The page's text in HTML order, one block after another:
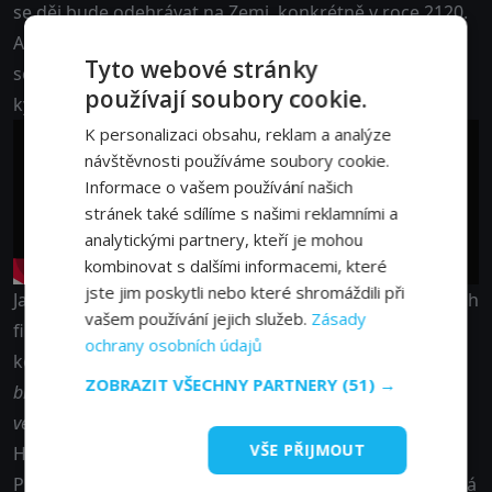
se děj bude odehrávat na Zemi, konkrétně v roce 2120.
A stejně v duchu jeho předchůdců půjde o nefalšovaný
sci-fi horor, který kromě Vetřelců přivede na scénu i
kyborgy a syntetiky, kteří žijí bok po boku s lidmi.
Jason Momoa si po superhrdinovi Aquamanovi a dalších
filmových bijcích vystřihne roli v seriálu. Vrátí se tak ke
kořenům, neboť ho proslavily seriály jako
brána: AtlantidaaHra o trůny. Jeho nový počinVálečný
velitel
1. 8.) se vrací do minulosti
Havaje a vypráví o sjednocování původních obyvatel.
Protože nešlo o zrovna mírumilovné období historie, dá
Tyto webové stránky
používají soubory cookie.
K personalizaci obsahu, reklam a analýze
návštěvnosti používáme soubory cookie.
Informace o vašem používání našich
stránek také sdílíme s našimi reklamními a
analytickými partnery, kteří je mohou
kombinovat s dalšími informacemi, které
jste jim poskytli nebo které shromáždili při
vašem používání jejich služeb. Zásady
ochrany osobních údajů
ZOBRAZIT VŠECHNY PARTNERY (51) →
VŠE PŘIJMOUT